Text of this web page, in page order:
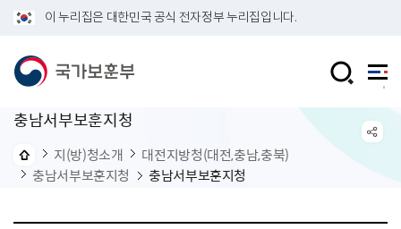
이 누리집은 대한민국 공식 전자정부 누리집입니다.
충남서부보훈지청
지(방)청소개
대전지방청(대전,충남,충북)
충남서부보훈지청
충남서부보훈지청